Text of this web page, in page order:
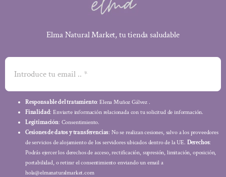
Elma Natural Market, tu tienda saludable
Responsable del tratamiento: Elena Muñoz Gálvez .
Finalidad: Enviarte información relacionada con tu solicitud de información.
Legitimación: Consentimiento.
Cesiones de datos y transferencias: No se realizan cesiones, salvo a los proveedores
de servicios de alojamiento de los servidores ubicados dentro de la UE. Derechos:
Podrás ejercer los derechos de acceso, rectificación, supresión, limitación, oposición,
portabilidad, o retirar el consentimiento enviando un email a
hola@elmanaturalmarket.com